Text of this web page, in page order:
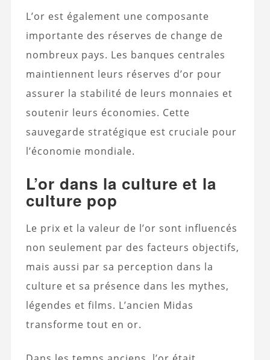
L’or est également une composante
importante des réserves de change de
nombreux pays. Les banques centrales
maintiennent leurs réserves d’or pour
assurer la stabilité de leurs monnaies et
soutenir leurs économies. Cette
sauvegarde stratégique est cruciale pour
l’économie mondiale.
L’or dans la culture et la
culture pop
Le prix et la valeur de l’or sont influencés
non seulement par des facteurs objectifs,
mais aussi par sa perception dans la
culture et sa présence dans les mythes,
légendes et films. L’ancien Midas
transforme tout en or.